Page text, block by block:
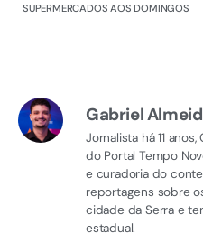
SUPERMERCADOS AOS DOMINGOS
Gabriel
Jornalista há 11
do Portal Tempo
e curadoria do
reportagens sobre
cidade da Serra e
estadual.